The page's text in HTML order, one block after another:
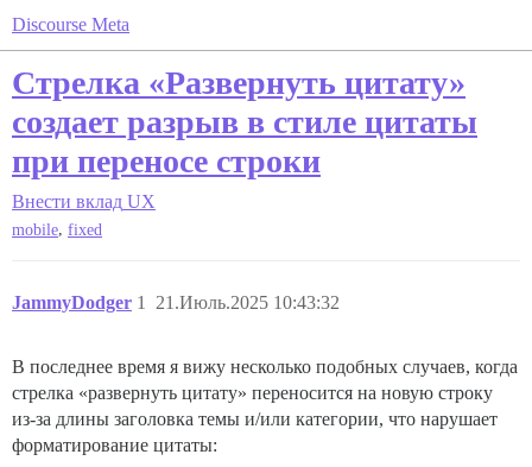
Discourse Meta
Стрелка «Развернуть цитату»
создает разрыв в стиле цитаты
при переносе строки
Внести вклад UX
mobile, fixed
JammyDodger 21.Июль.2025 10:43:32
1
В последнее время я вижу несколько подобных случаев, когда
стрелка «развернуть цитату» переносится на новую строку
из-за длины заголовка темы и/или категории, что нарушает
форматирование цитаты: